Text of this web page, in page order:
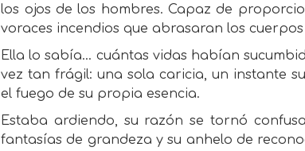
los ojos de los hombres. Capaz de
voraces incendios que abrasaran los cuerpos
Ella lo sabía… cuántas vidas habían
vez tan frágil: una sola caricia, un instante
el fuego de su propia esencia.
Estaba ardiendo, su razón se tornó
fantasías de grandeza y su anhelo de